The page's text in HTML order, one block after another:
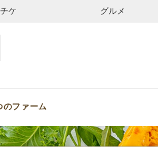
ケ グルメ
のファーム